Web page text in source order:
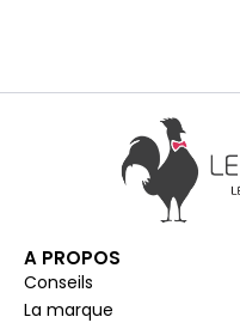
A PROPOS
Conseils
La marque